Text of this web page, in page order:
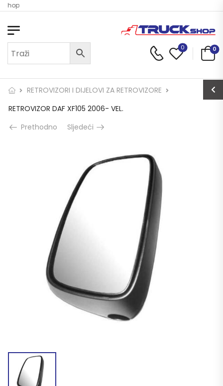
0 0
RETROVIZORI I DIJELOVI ZA RETROVIZORE
RETROVIZOR DAF XF105 2006- VEL.
Prethodno
Sljedeći